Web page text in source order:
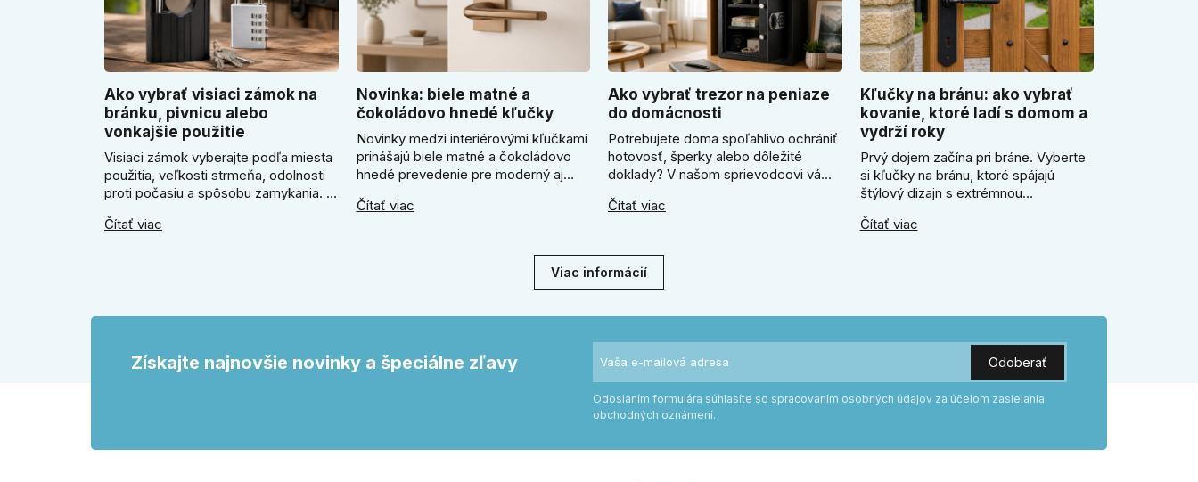
Ako vybrať visiaci zámok na
bránku, pivnicu alebo
vonkajšie použitie
Visiaci zámok vyberajte podľa miesta
použitia, veľkosti strmeňa, odolnosti
proti počasiu a spôsobu zamykania. V
zámok na kľúč, kedy kódový visiaci
veľkosťou.
Čítať viac
Novinka: biele matné a
čokoládovo hnedé kľučky
Novinky medzi interiérovými kľučkami
prinášajú biele matné a čokoládovo
hnedé prevedenie pre moderný aj
poradíme, kedy zvoliť svetlú Super
okrúhlym a štvorcovým štítom. Nové
Čítať viac
Ako vybrať trezor na peniaze
do domácnosti
Potrebujete doma spoľahlivo ochrániť
hotovosť, šperky alebo dôležité
doklady? V našom sprievodcovi vám
Zistíte, či radšej zvoliť elektronický
ukotvenie.
Čítať viac
Kľučky na bránu: ako vybrať
kovanie, ktoré ladí s domom a
vydrží roky
Prvý dojem začína pri bráne. Vyberte
si kľučky na bránu, ktoré spájajú
štýlový dizajn s extrémnou
hľadáte rustikálnu patinu alebo
ponuku a vyberte si tú pravú!
Čítať viac
Viac informácií
Získajte najnovšie novinky a špeciálne zľavy
Odoslaním formulára súhlasíte so spracovaním osobných údajov za účelom zasielania
obchodných oznámení.